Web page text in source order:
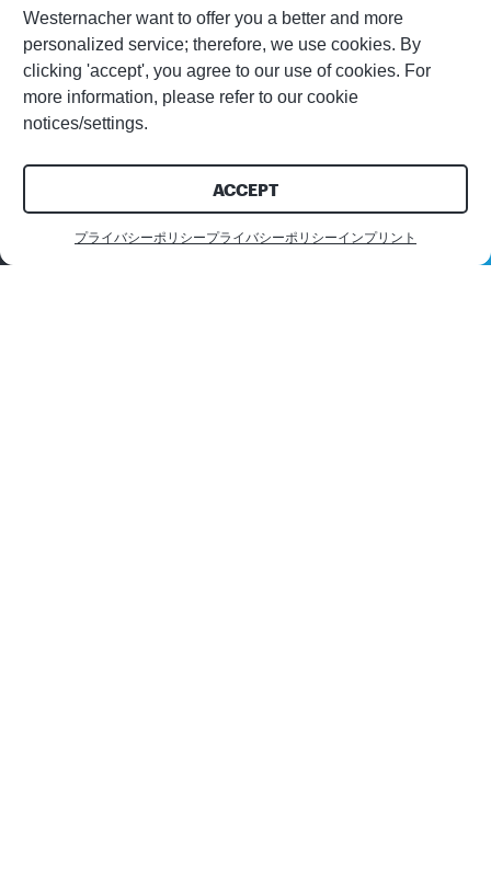
Westernacher want to offer you a better and more
personalized service; therefore, we use cookies. By
clicking 'accept', you agree to our use of cookies. For
more information, please refer to our cookie
notices/settings.
ACCEPT
プライバシーポリシープライバシーポリシーインプリント
お問い合わせ